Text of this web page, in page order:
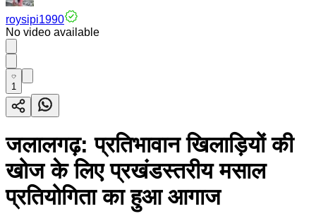
roysipi1990
No video available
1
जलालगढ़: प्रतिभावान खिलाड़ियों की
खोज के लिए प्रखंडस्तरीय मसाल
प्रतियोगिता का हुआ आगाज